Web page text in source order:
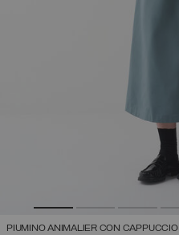
PIUMINO ANIMALIER CON CAPPUCCIO